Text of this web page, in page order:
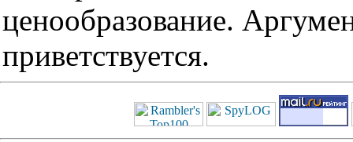
ценообразование.
приветствуется.